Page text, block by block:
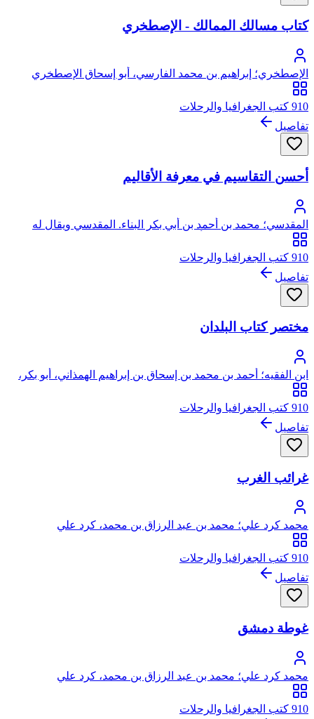
كتاب مسالك الممالك - الإصطخري
الإصطخري؛ إبراهيم بن محمد الفارسي، أبو إسحاق الإصطخري
ويقال له الكرخي
910 كتب الجغرافيا والرحلات
تفاصيل
أحسن التقاسيم في معرفة الأقاليم
المقدسي؛ محمد بن أحمد بن أبي بكر البناء. المقدسي ويقال له
البشاري، شمس الدين، أبو عبد الله
910 كتب الجغرافيا والرحلات
تفاصيل
مختصر كتاب البلدان
ابن الفقيه؛ أحمد بن محمد بن إسحاق بن إبراهيم الهمذاني، أبو بكر،
ابن الفقيه
910 كتب الجغرافيا والرحلات
تفاصيل
غرائب الغرب
محمد كرد علي؛ محمد بن عبد الرزاق بن محمد، كرد علي
910 كتب الجغرافيا والرحلات
تفاصيل
غوطة دمشق
محمد كرد علي؛ محمد بن عبد الرزاق بن محمد، كرد علي
910 كتب الجغرافيا والرحلات